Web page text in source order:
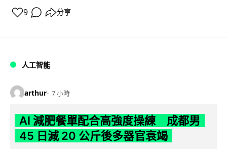
9 分享
人工智能
arthur 7 小時
AI 減肥餐單配合高強度操練 成都男
45 日減 20 公斤後多器官衰竭